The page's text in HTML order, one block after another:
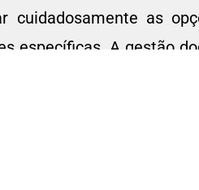
as
específicas. A gestão